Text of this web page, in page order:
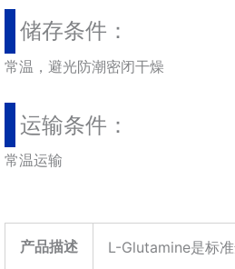
储存条件：
常温，避光防潮密闭干燥
运输条件：
常温运输
产品描述 L-Glutamine是标